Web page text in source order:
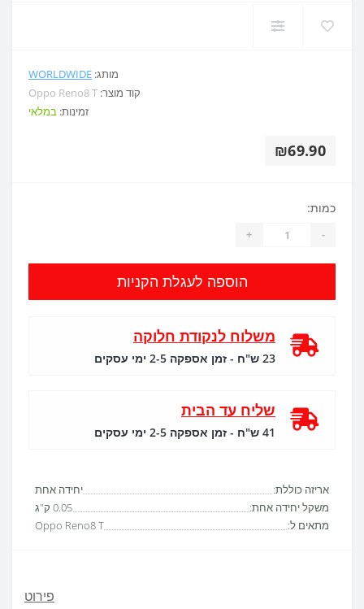
מותג: WORLDWIDE
קוד מוצר: Oppo Reno8 T
זמינות: במלאי
₪69.90
אריזה כוללת:
יחידה אחת
משקל יחידה אחת:
0.05 ק"ג
מתאים ל:
Oppo Reno8 T
כמות:
-
+
הוספה לעגלת הקניות
משלוח לנקודת חלוקה
23 ש"ח - זמן אספקה 2-5 ימי עסקים
שליח עד הבית
41 ש"ח - זמן אספקה 2-5 ימי עסקים
פירוט